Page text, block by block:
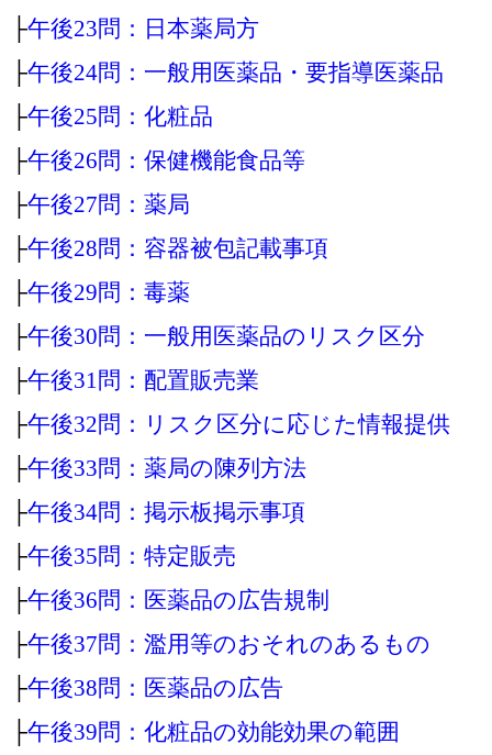
├午後23問：日本薬局方
├午後24問：一般用医薬品・要指導医薬品
├午後25問：化粧品
├午後26問：保健機能食品等
├午後27問：薬局
├午後28問：容器被包記載事項
├午後29問：毒薬
├午後30問：一般用医薬品のリスク区分
├午後31問：配置販売業
├午後32問：リスク区分に応じた情報提供
├午後33問：薬局の陳列方法
├午後34問：掲示板掲示事項
├午後35問：特定販売
├午後36問：医薬品の広告規制
├午後37問：濫用等のおそれのあるもの
├午後38問：医薬品の広告
├午後39問：化粧品の効能効果の範囲